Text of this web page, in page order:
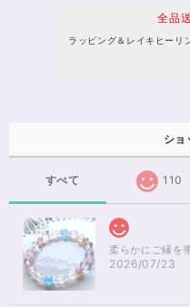
全品
ラッピング＆レイキヒーリ
ショ
すべて 110
2026/07/23